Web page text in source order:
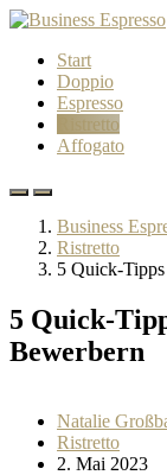
Start
Doppio
Espresso
Ristretto
Affogato
Business
Ristretto
5 Quick-
5 Quick-
Bewerbern
Natalie
Ristretto
2. Mai 2023